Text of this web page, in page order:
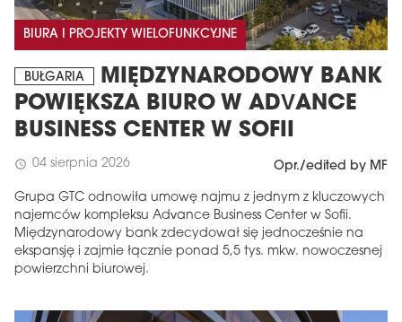
BIURA I PROJEKTY WIELOFUNKCYJNE
BUŁGARIA
MIĘDZYNARODOWY BANK
POWIĘKSZA BIURO W ADVANCE
BUSINESS CENTER W SOFII
schedule 04 sierpnia 2026 Opr./edited by MF
Grupa GTC odnowiła umowę najmu z jednym z kluczowych
najemców kompleksu Advance Business Center w Sofii.
Międzynarodowy bank zdecydował się jednocześnie na
ekspansję i zajmie łącznie ponad 5,5 tys. mkw. nowoczesnej
powierzchni biurowej.